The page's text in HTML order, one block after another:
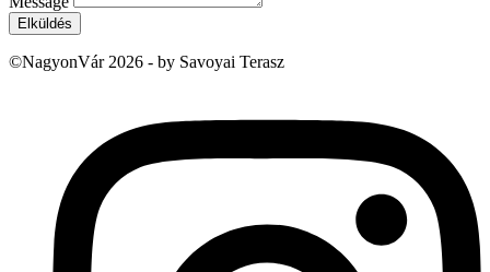
Elküldés
©NagyonVár 2026 - by Savoyai Terasz